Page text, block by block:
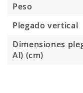
Peso
Plegado vertical
Dimensiones
Al) (cm)